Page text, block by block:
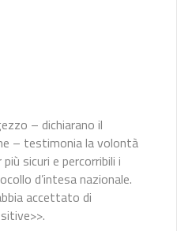
– dichiarano il
– testimonia la volontà
sicuri e percorribili i
d’intesa nazionale.
accettato di